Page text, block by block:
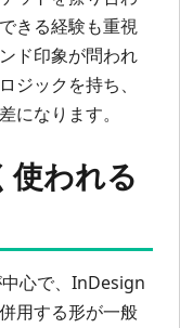
きる経験も重視
ド印象が問われ
ジックを持ち、
になります。
われる
心で、InDesign
用する形が一般